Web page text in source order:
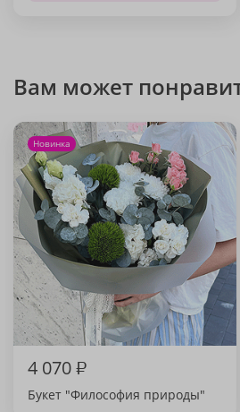
Вам может
Новинка
4 070₽
Букет "Философия природы"